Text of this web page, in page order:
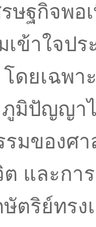
ษฐกิจพอ
เข้าใจป
โดยเฉพ
มิปัญญา
มของศ
และกา
ตริย์ทรง